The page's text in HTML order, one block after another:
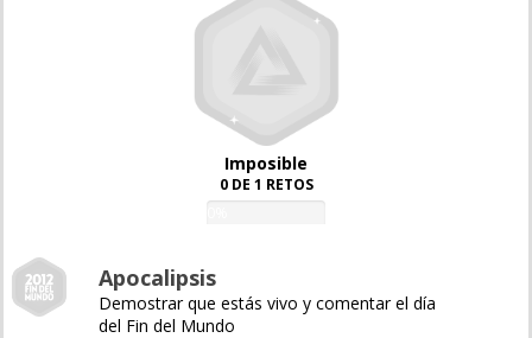
Imposible
0 DE 1 RETOS
Apocalipsis
Demostrar que estás vivo y comentar el día
del Fin del Mundo